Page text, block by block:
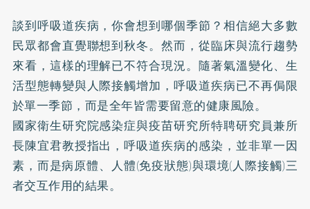
談到呼吸道疾病，你會想到哪個季節？相信絕大多數
民眾都會直覺聯想到秋冬。然而，從臨床與流行趨勢
來看，這樣的理解已不符合現況。隨著氣溫變化、生
活型態轉變與人際接觸增加，呼吸道疾病已不再侷限
於單一季節，而是全年皆需要留意的健康風險。
國家衛生研究院感染症與疫苗研究所特聘研究員兼所
長陳宜君教授指出，呼吸道疾病的感染，並非單一因
素，而是病原體、人體(免疫狀態)與環境(人際接觸)三
者交互作用的結果。